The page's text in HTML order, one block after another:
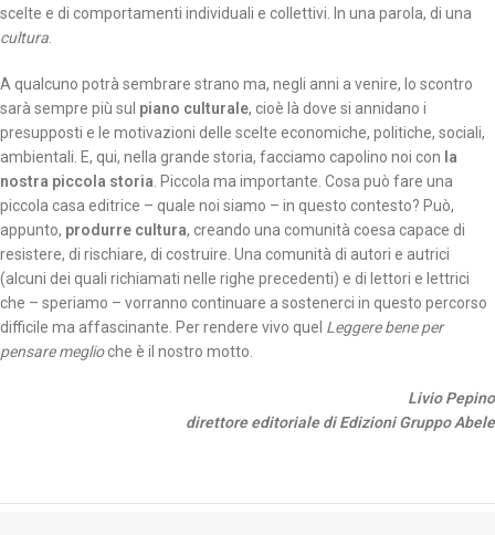
scelte e di comportamenti individuali e collettivi. In una parola, di una
cultura.
A qualcuno potrà sembrare strano ma, negli anni a venire, lo scontro
sarà sempre più sul piano culturale, cioè là dove si annidano i
presupposti e le motivazioni delle scelte economiche, politiche, sociali,
ambientali. E, qui, nella grande storia, facciamo capolino noi con la
nostra piccola storia. Piccola ma importante. Cosa può fare una
piccola casa editrice – quale noi siamo – in questo contesto? Può,
appunto, produrre cultura, creando una comunità coesa capace di
resistere, di rischiare, di costruire. Una comunità di autori e autrici
(alcuni dei quali richiamati nelle righe precedenti) e di lettori e lettrici
che – speriamo – vorranno continuare a sostenerci in questo percorso
difficile ma affascinante. Per rendere vivo quel Leggere bene per
pensare meglioche è il nostro motto.
Livio Pepino
direttore editoriale di Edizioni Gruppo Abele